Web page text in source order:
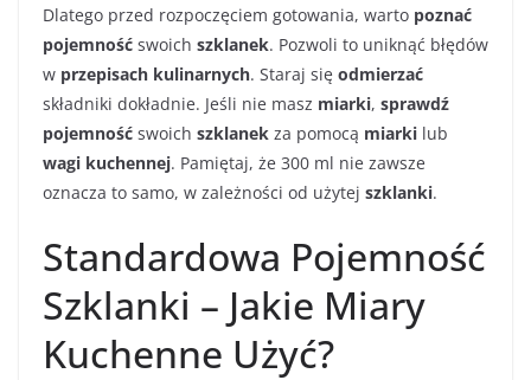
Dlatego przed rozpoczęciem gotowania, warto poznać
pojemność swoich szklanek. Pozwoli to uniknąć błędów
w przepisach kulinarnych. Staraj się odmierzać
składniki dokładnie. Jeśli nie masz miarki, sprawdź
pojemność swoich szklanek za pomocą miarki lub
wagi kuchennej. Pamiętaj, że 300 ml nie zawsze
oznacza to samo, w zależności od użytej szklanki.
Standardowa Pojemność
Szklanki – Jakie Miary
Kuchenne Użyć?